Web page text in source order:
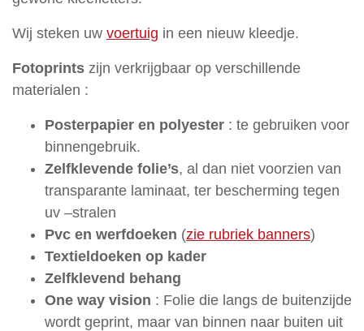
en
masten
Wanddecoratie
Frees-
en
Doosletters
Stoepborden
Werf-
en
Immoborden
Wij steken uw voertuig in een nieuw kleedje.
Fotoprints zijn verkrijgbaar op verschillende
materialen :
Posterpapier en polyester : te gebruiken voor
binnengebruik.
Zelfklevende folie’s, al dan niet voorzien van
transparante laminaat, ter bescherming tegen
uv –stralen
Pvc en werfdoeken (zie rubriek banners)
Textieldoeken op kader
Zelfklevend behang
One way vision : Folie die langs de buitenzijde
wordt geprint, maar van binnen naar buiten uit